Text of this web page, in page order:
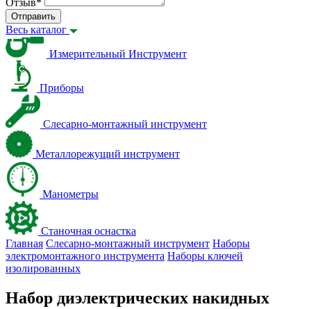
Отзыв*
Отправить
Весь каталог
Измерительный Инструмент
Приборы
Слесарно-монтажный инструмент
Металлорежущий инструмент
Манометры
Станочная оснастка
Главная Слесарно-монтажный инструмент Наборы
электромонтажного инструмента Наборы ключей
изолированных
Набор диэлектрических накидных